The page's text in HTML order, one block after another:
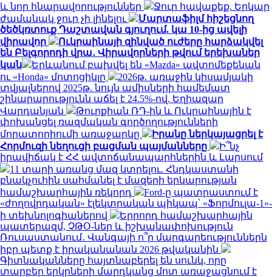
և նոր հնարավորություններ
Ջուր հավաքեք. Երկար
ժամանակ ջուր չի լինելու
Մարտաֆիլմ հիշեցնող
ծեծկռտուք Դաշտավան գյուղում. կա 10-ից ավելի
վիրավոր
Ուկրաինայի զինված ուժերը հարձակվել
են Բելգորոդի վրա․ Վիրավորների թվում երեխաներ
կան
Երևանում բախվել են «Mazda» ավտոմեքենան
ու «Honda» մոտոցիկլը
2026թ. առաջին կիսամյակի
տվյալներով 2025թ. նույն ամիսների համեմատ
շինարարությունն աճել է 24.5%-ով. Եղիազար
Վարդանյան
Թուրքիան ՌԴ-ին և Ուկրաինային է
փոխանցել ռազմական գործողությունների
մորատորիումի առաջարկը
Իրանը ներկայացրել է
Հորմուզի նեղուցի բացման պայմանները
Ի՞նչ
իրավիճակ է ՀՀ ավտոճանապարհներին և Լարսում
11 տարի առանց մազ կտրելու. Հնդկաստանի
բնակչուհին սահմանել է մազերի երկարության
համաշխարհային ռեկորդ
Ford-ը պատրաստում է
«ժողովրդական» էլեկտրական պիկապ՝ «Ֆորմուլա-1»-
ի տեխնոլոգիաներով
Երրորդ համաշխարհային
պատերազմ, ՉԹՕ-ներ և իշխանափոխություն
Ռուսաստանում․ Վանգայի ո՞ր մարգարեություններն
իբր պետք է իրականանան 2026 թվականին
Գիտնականները հայտնաբերել են սունկ, որը
տարբեր երկրների մարդկանց մոտ առաջացնում է